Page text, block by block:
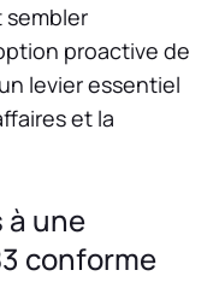
proactive de
levier essentiel
et la
à une
conforme